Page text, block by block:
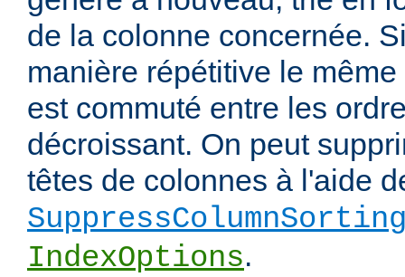
de la colonne concernée.
manière répétitive le
est commuté entre les
décroissant. On peut
têtes de colonnes à l'aide
IndexOptions.